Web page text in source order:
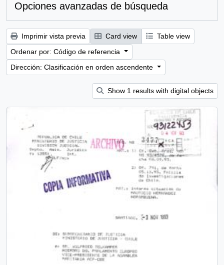
Opciones avanzadas de búsqueda
Imprimir vista previa Card view
Table view
Ordenar por: Código de referencia
Dirección: Clasificación en orden ascendente
Show 1 results with digital objects